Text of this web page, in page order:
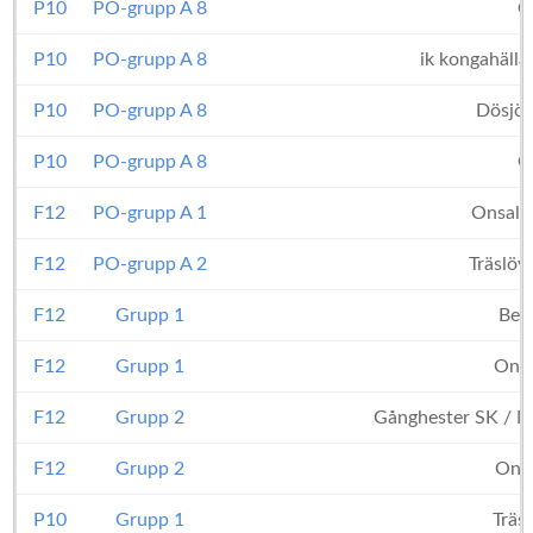
P10 PO-grupp A 8
P10 PO-grupp A 8 ik
P10 PO-grupp A 8
P10 PO-grupp A 8
F12 PO-grupp A 1
F12 PO-grupp A 2
F12 Grupp 1
F12 Grupp 1
F12 Grupp 2 Gånghester SK /
F12 Grupp 2
P10 Grupp 1